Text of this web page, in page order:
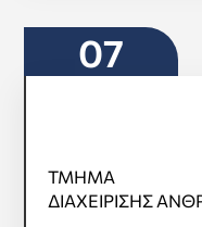
07
ΤΜΗΜΑ
ΔΙΑΧΕΙΡΙΣΗΣ
ΤΜΗΜΑ
ΔΙΑΧΕΙΡΙΣΗΣ